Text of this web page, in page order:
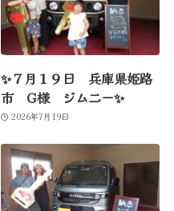
✨７月１９日 兵庫県姫路
市 G様 ジムニー✨
2026年7月19日